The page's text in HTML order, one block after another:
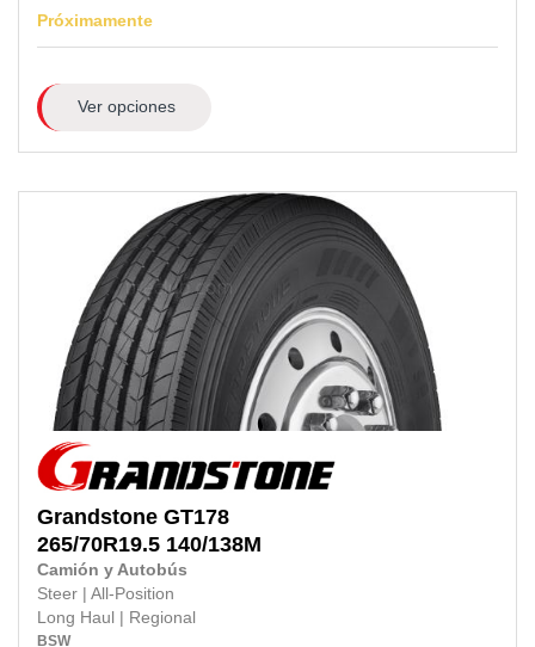
Próximamente
Ver opciones
Grandstone GT178
265/70R19.5 140/138M
Camión y Autobús
Steer
All-Position
Long Haul
Regional
BSW